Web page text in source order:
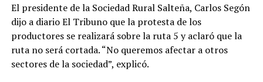
El presidente de la Sociedad Rural Salteña, Carlos Segón
dijo a diario El Tribuno que la protesta de los
productores se realizará sobre la ruta 5 y aclaró que la
ruta no será cortada. “No queremos afectar a otros
sectores de la sociedad”, explicó.